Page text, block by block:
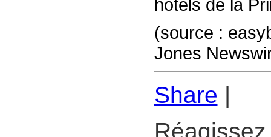
hôtels de la
(source :
Jones
Share |